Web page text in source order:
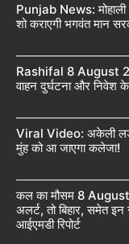
Punjab News: मोहाली
शो कराएगी भगवंत मान
Rashifal 8 August
वाहन दुर्घटना और निवेश
Viral Video: अकेली
मुंह को आ जाएगा कलेजा!
कल का मौसम 8 August
अलर्ट, तो बिहार, समेत
आईएमडी रिपोर्ट